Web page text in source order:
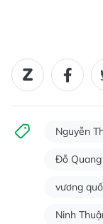
Nguyễn
Đỗ
vương
Ninh